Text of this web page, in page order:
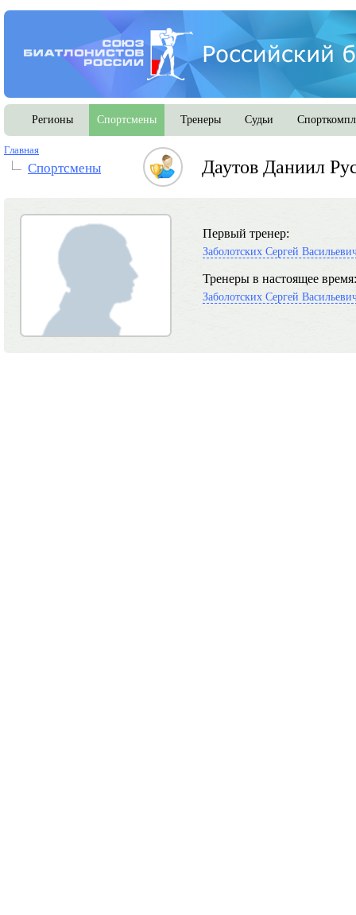
Регионы Спортсмены Тренеры Судьи
Главная
Спортсмены Даутов Даниил
Первый тренер:
Заболотских Сергей
Тренеры в настоящее время:
Заболотских Сергей